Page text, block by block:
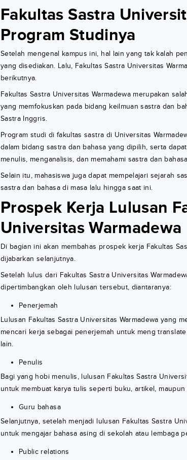
Fakultas Sastra
Program Studinya
Setelah mengenal kampus ini, hal lain yang tak kalah
yang disediakan. Lalu, Fakultas Sastra Universitas
berikutnya.
Fakultas Sastra Universitas Warmadewa merupakan
yang memfokuskan pada bidang keilmuan sastra dan
Sastra Inggris.
Program studi di fakultas sastra di Universitas
dalam bidang sastra dan bahasa yang dipilih, serta
menulis, menganalisis, dan memahami sastra dan
Selain itu, mahasiswa juga dapat mempelajari sejarah
sastra dan bahasa di masa lalu hingga saat ini.
Prospek Kerja Lulusan
Universitas Warmadewa
Di bagian ini akan membahas prospek kerja Fakultas
dijabarkan selanjutnya.
Setelah lulus dari Fakultas Sastra Universitas
dipertimbangkan oleh lulusan tersebut, diantaranya:
Penerjemah
Lulusan Fakultas Sastra Universitas Warmadewa yang
mencari kerja sebagai penerjemah untuk meng
lain.
Penulis
Bagi yang hobi menulis, lulusan Fakultas Sastra
untuk membuat karya tulis seperti buku, artikel, maupun
Guru bahasa
Selanjutnya, setelah menjadi lulusan Fakultas Sastra
untuk mengajar bahasa asing di sekolah atau lembaga
Public relations